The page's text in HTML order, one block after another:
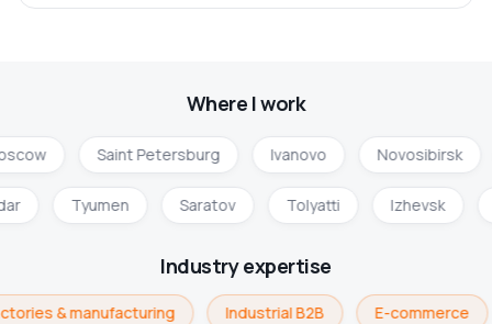
Where I work
Saint Petersburg Ivanovo Novosibirsk
Tyumen Saratov Tolyatti Izhevsk
Industry expertise
& manufacturing Industrial B2B E-commerce